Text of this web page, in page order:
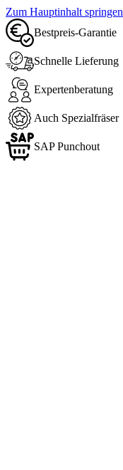
Zum Hauptinhalt springen
Bestpreis-Garantie
Schnelle Lieferung
Expertenberatung
Auch Spezialfräser
SAP Punchout